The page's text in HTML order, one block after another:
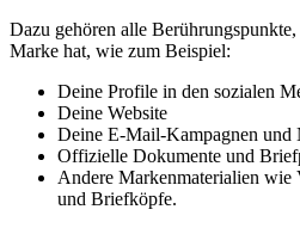
Dazu gehören alle
Marke hat, wie zum Beispiel:
Deine Profile in den sozialen
Deine Website
Deine E-Mail-Kampagnen und
Offizielle Dokumente und
Andere Markenmaterialien wie
und Briefköpfe.